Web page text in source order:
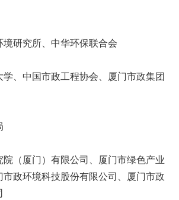
境研究所、中华环保联合会
学、中国市政工程协会、厦门市政集团
（厦门）有限公司、厦门市绿色产业
政环境科技股份有限公司、厦门市政